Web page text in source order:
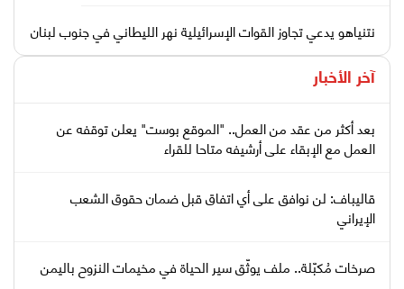
نتنياهو يدعي تجاوز القوات الإسرائيلية نهر الليطاني في جنوب لبنان
آخر الأخبار
بعد أكثر من عقد من العمل.. "الموقع بوست" يعلن توقفه عن
العمل مع الإبقاء على أرشيفه متاحا للقراء
قاليباف: لن نوافق على أي اتفاق قبل ضمان حقوق الشعب
الإيراني
صرخات مُكبّلة.. ملف يوثّق سير الحياة في مخيمات النزوح باليمن